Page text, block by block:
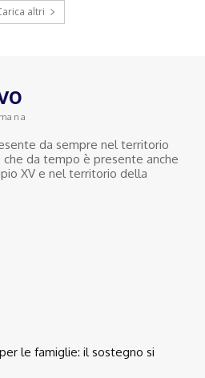
altri
da sempre nel territorio
che da tempo è presente anche
XV e nel territorio della
le famiglie: il sostegno si